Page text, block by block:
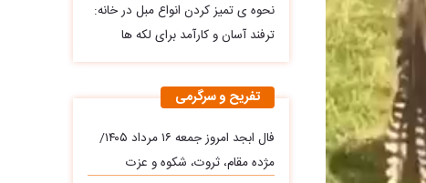
نحوه ی تمیز کردن انواع مبل در خانه:
ترفند آسان و کارآمد برای لکه ها
تفریح و سرگرمی
فال ابجد امروز جمعه ۱۶ مرداد ۱۴۰۵/
مژده مقام، ثروت، شکوه و عزت